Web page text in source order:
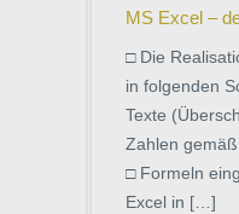
MS Excel –
□ Die
in folgenden
Texte
Zahlen
□ Formeln
Excel in […]